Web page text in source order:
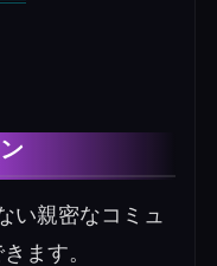
い親密なコミュ
ます。